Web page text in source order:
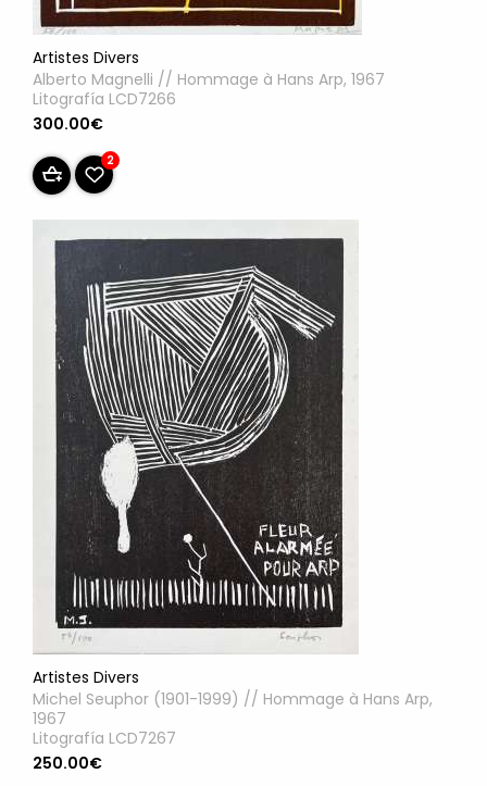
Artistes Divers
Alberto Magnelli // Hommage à Hans Arp, 1967
Litografía LCD7266
300.00€
2
Artistes Divers
Michel Seuphor (1901-1999) // Hommage à Hans Arp,
1967
Litografía LCD7267
250.00€